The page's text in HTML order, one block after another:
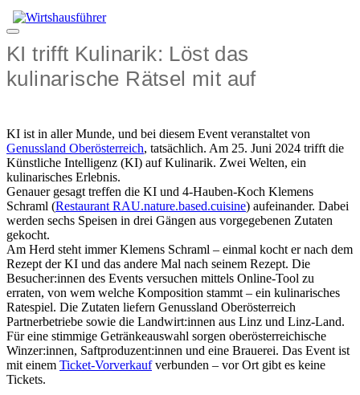
Zum
Inhalt
Menü
KI trifft Kulinarik: Löst das
kulinarische Rätsel mit auf
KI ist in aller Munde, und bei diesem Event veranstaltet von
Genussland Oberösterreich, tatsächlich. Am 25. Juni 2024 trifft die
Künstliche Intelligenz (KI) auf Kulinarik. Zwei Welten, ein
kulinarisches Erlebnis.
Genauer gesagt treffen die KI und 4-Hauben-Koch Klemens
Schraml (Restaurant RAU.nature.based.cuisine) aufeinander. Dabei
werden sechs Speisen in drei Gängen aus vorgegebenen Zutaten
gekocht.
Am Herd steht immer Klemens Schraml – einmal kocht er nach dem
Rezept der KI und das andere Mal nach seinem Rezept. Die
Besucher:innen des Events versuchen mittels Online-Tool zu
erraten, von wem welche Komposition stammt – ein kulinarisches
Ratespiel. Die Zutaten liefern Genussland Oberösterreich
Partnerbetriebe sowie die Landwirt:innen aus Linz und Linz-Land.
Für eine stimmige Getränkeauswahl sorgen oberösterreichische
Winzer:innen, Saftproduzent:innen und eine Brauerei. Das Event ist
mit einem Ticket-Vorverkaufverbunden – vor Ort gibt es keine
Tickets.